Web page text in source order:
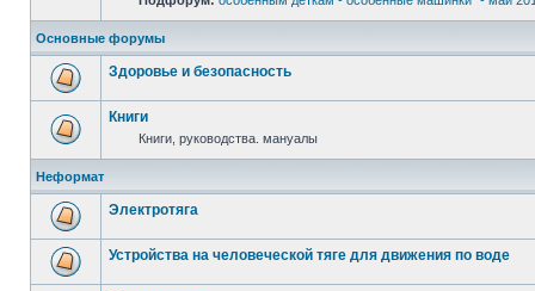
Основные форумы
Здоровье и безопасность
Книги
Книги, руководства. мануалы
Неформат
Электротяга
Устройства на человеческой тяге для движения по воде